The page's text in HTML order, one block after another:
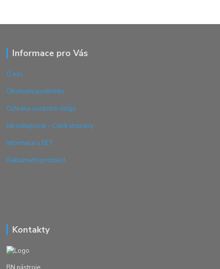
Informace pro Vás
O nás
Obchodní podmínky
Ochrana osobních údajů
Jak nakupovat - Ceník dopravy
Informace o EET
Reklamační protokol
Kontakty